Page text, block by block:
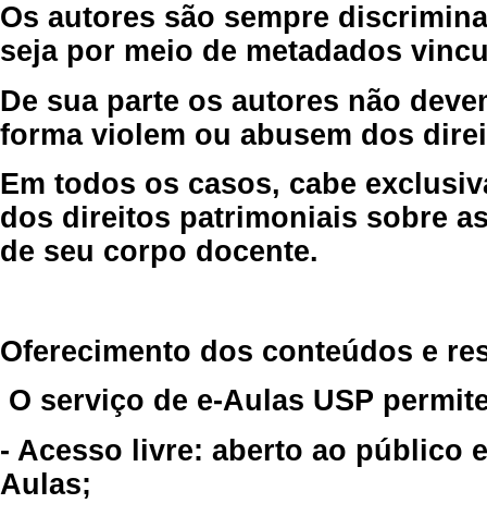
Os autores são sempre
seja por meio de metadados
De sua parte os autores não
forma violem ou abusem dos
Em todos os casos, cabe
dos direitos patrimoniais sobre
de seu corpo docente.
Oferecimento dos conteúdos e
O serviço de e-Aulas USP
- Acesso livre: aberto ao público
Aulas;